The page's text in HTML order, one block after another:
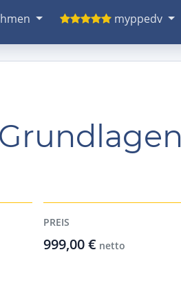
myppedv
PREIS
999,00 € netto